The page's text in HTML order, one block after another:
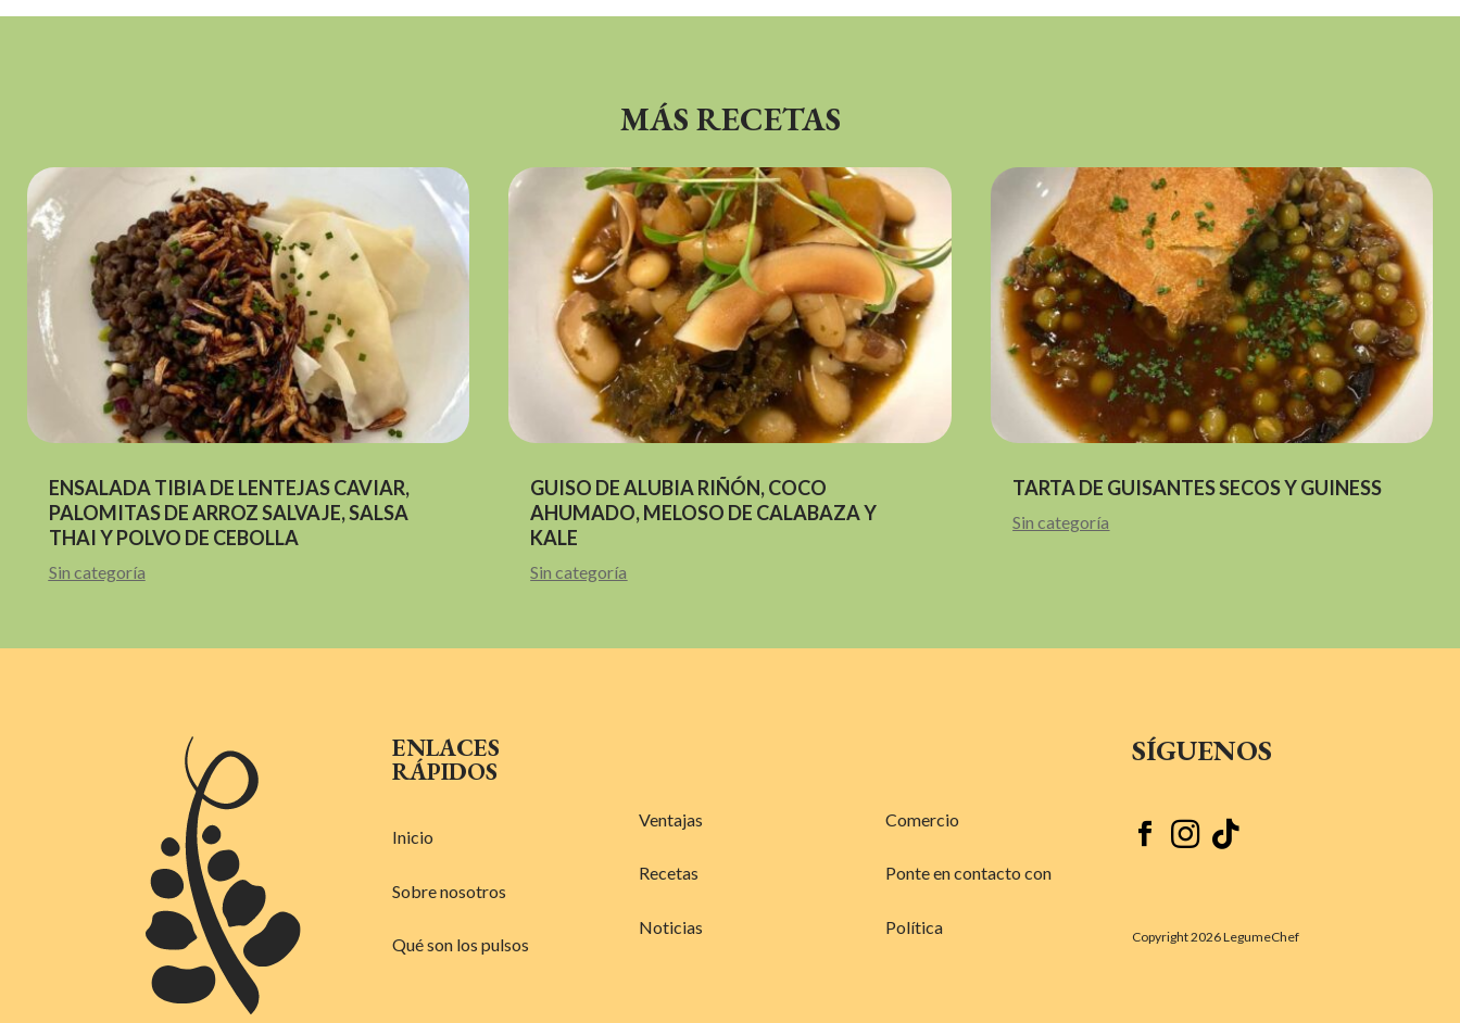
MÁS RECETAS
ENSALADA TIBIA DE LENTEJAS CAVIAR,
PALOMITAS DE ARROZ SALVAJE, SALSA
THAI Y POLVO DE CEBOLLA
Sin categoría
GUISO DE ALUBIA RIÑÓN, COCO
AHUMADO, MELOSO DE CALABAZA Y
KALE
Sin categoría
TARTA DE GUISANTES SECOS Y GUINESS
Sin categoría
ENLACES
RÁPIDOS
Inicio
Sobre nosotros
Qué son los pulsos
Ventajas
Recetas
Noticias
Comercio
Ponte en contacto con
Política
SÍGUENOS
  
Copyright 2026 LegumeChef